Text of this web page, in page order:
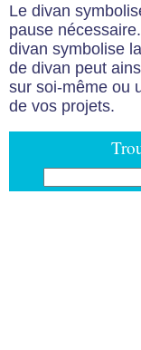
Le divan
pause
divan symbolise
de divan peut
sur soi-même ou
de vos projets.